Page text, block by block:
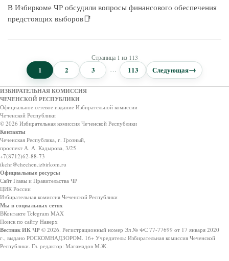
В Избиркоме ЧР обсудили вопросы финансового обеспечения
предстоящих выборов📑
Страница 1 из 113
1 2 3 … 113 Следующая→
ИЗБИРАТЕЛЬНАЯ КОМИССИЯ
ЧЕЧЕНСКОЙ РЕСПУБЛИКИ
Официальное сетевое издание Избирательной комиссии
Чеченской Республики
© 2026 Избирательная комиссия Чеченской Республики
Контакты
Чеченская Республика, г. Грозный,
проспект А. А. Кадырова, 3/25
+7(8712)62-88-73
ikchr@chechen.izbirkom.ru
Официальные ресурсы
Сайт Главы и Правительства ЧР
ЦИК России
Избирательная комиссия Чеченской Республики
Мы в социальных сетях
ВКонтакте Telegram MAX
Поиск по сайту Наверх
Вестник ИК ЧР © 2026. Регистрационный номер Эл № ФС 77-77699 от 17 января 2020
г., выдано РОСКОМНАДЗОРОМ. 16+ Учредитель: Избирательная комиссия Чеченской
Республики. Гл. редактор: Магамадов М.Ж.